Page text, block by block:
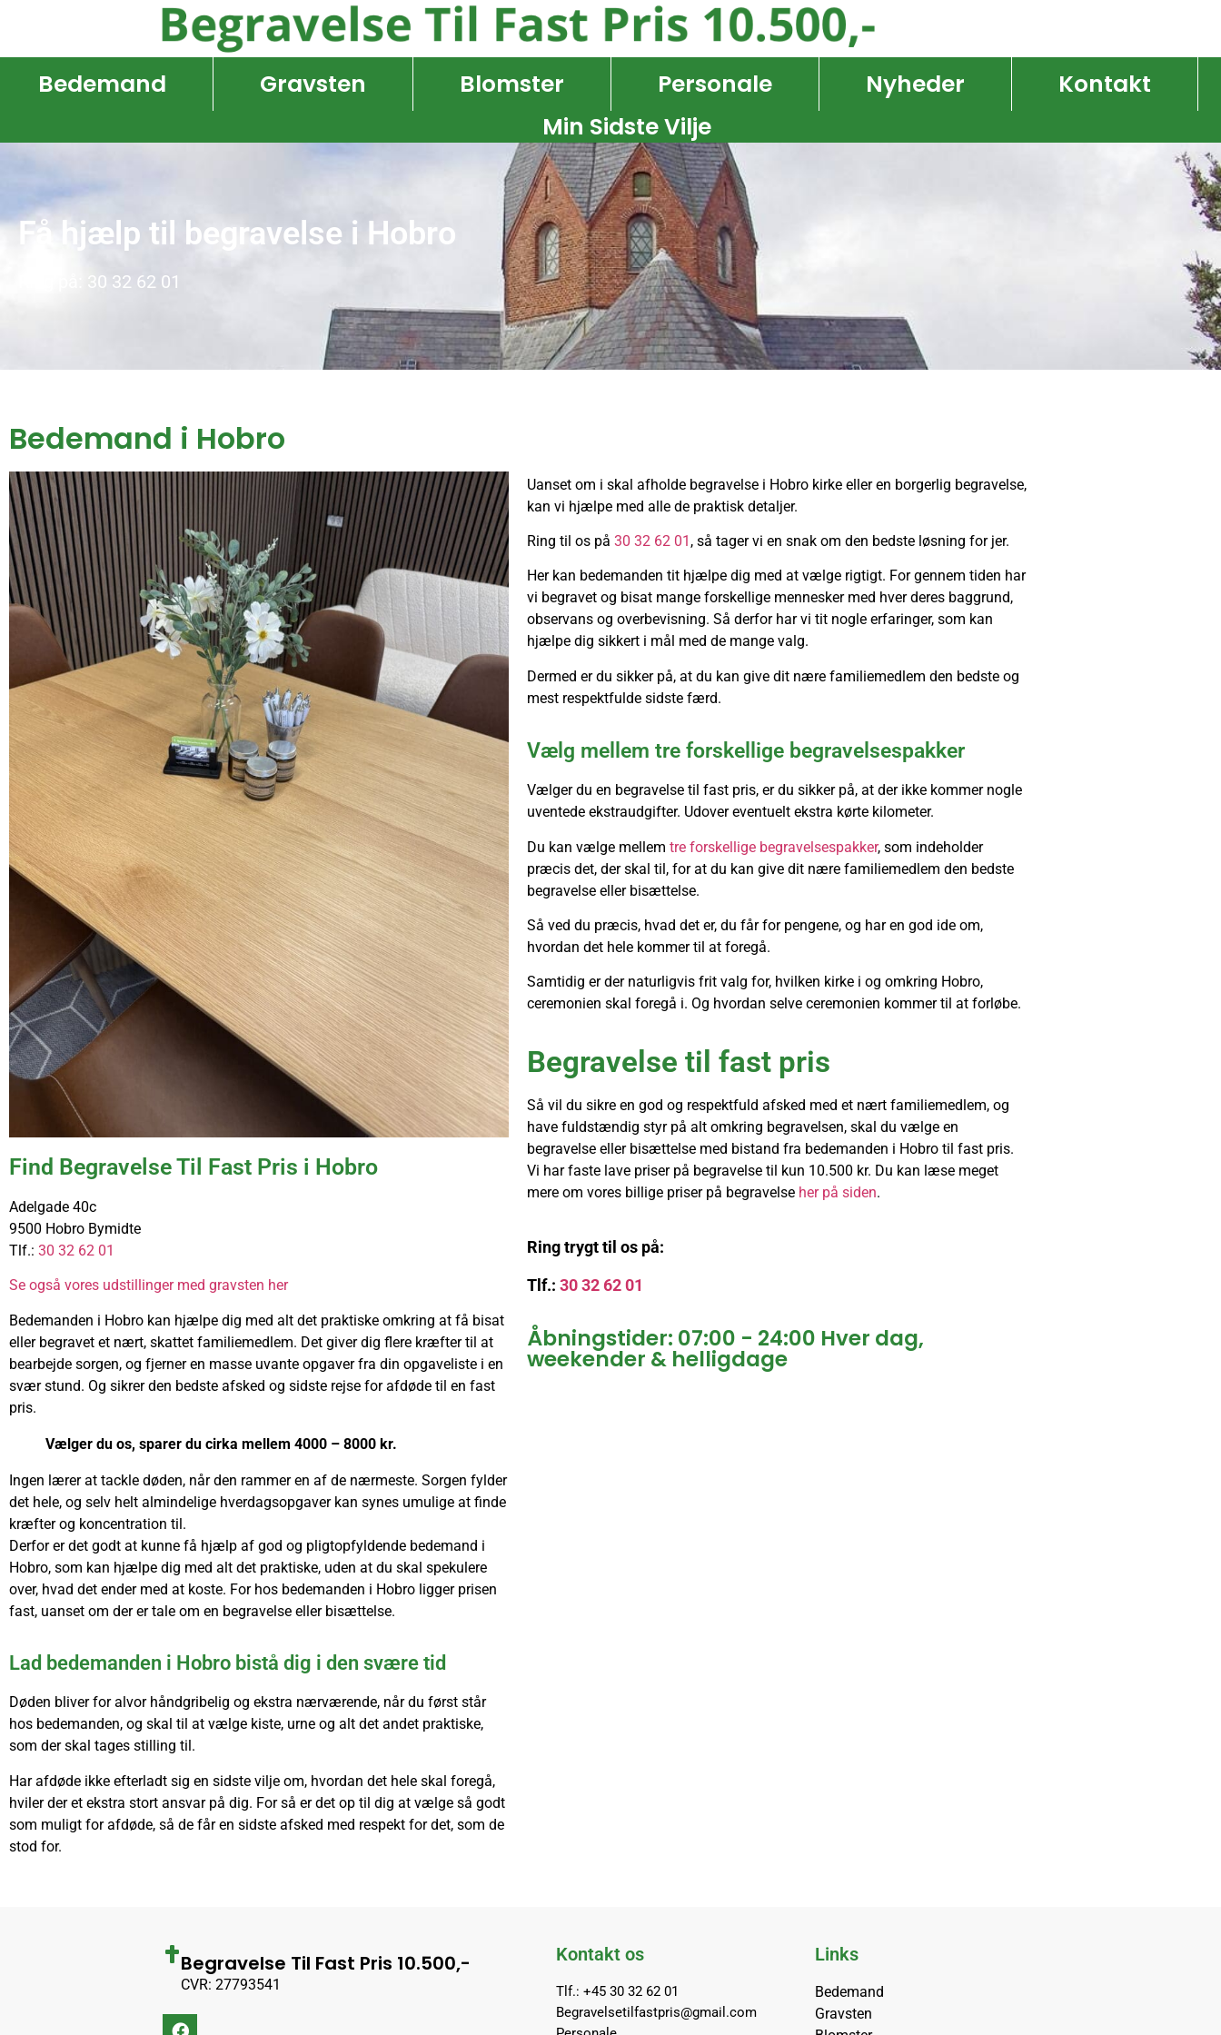
Bedemand Gravsten Blomster Personale Nyheder
Kontakt
Min Sidste Vilje
Få hjælp til begravelse i Hobro
Ring på: 30 32 62 01
Bedemand i Hobro
Find Begravelse Til Fast Pris i Hobro
Adelgade 40c
9500 Hobro Bymidte
Tlf.: 30 32 62 01
Se også vores udstillinger med gravsten her
Bedemanden i Hobro kan hjælpe dig med alt det praktiske omkring at få bisat
eller begravet et nært, skattet familiemedlem. Det giver dig flere kræfter til at
bearbejde sorgen, og fjerner en masse uvante opgaver fra din opgaveliste i en
svær stund. Og sikrer den bedste afsked og sidste rejse for afdøde til en fast
pris.
Vælger du os, sparer du cirka mellem 4000 – 8000 kr.
Ingen lærer at tackle døden, når den rammer en af de nærmeste. Sorgen fylder
det hele, og selv helt almindelige hverdagsopgaver kan synes umulige at finde
kræfter og koncentration til.
Derfor er det godt at kunne få hjælp af god og pligtopfyldende bedemand i
Hobro, som kan hjælpe dig med alt det praktiske, uden at du skal spekulere
over, hvad det ender med at koste. For hos bedemanden i Hobro ligger prisen
fast, uanset om der er tale om en begravelse eller bisættelse.
Lad bedemanden i Hobro bistå dig i den svære tid
Døden bliver for alvor håndgribelig og ekstra nærværende, når du først står
hos bedemanden, og skal til at vælge kiste, urne og alt det andet praktiske,
som der skal tages stilling til.
Har afdøde ikke efterladt sig en sidste vilje om, hvordan det hele skal foregå,
hviler der et ekstra stort ansvar på dig. For så er det op til dig at vælge så godt
som muligt for afdøde, så de får en sidste afsked med respekt for det, som de
stod for.
Uanset om i skal afholde begravelse i Hobro kirke eller en borgerlig begravelse,
kan vi hjælpe med alle de praktisk detaljer.
Ring til os på 30 32 62 01 , så tager vi en snak om den bedste løsning for jer.
Her kan bedemanden tit hjælpe dig med at vælge rigtigt. For gennem tiden har
vi begravet og bisat mange forskellige mennesker med hver deres baggrund,
observans og overbevisning. Så derfor har vi tit nogle erfaringer, som kan
hjælpe dig sikkert i mål med de mange valg.
Dermed er du sikker på, at du kan give dit nære familiemedlem den bedste og
mest respektfulde sidste færd.
Vælg mellem tre forskellige begravelsespakker
Vælger du en begravelse til fast pris, er du sikker på, at der ikke kommer nogle
uventede ekstraudgifter. Udover eventuelt ekstra kørte kilometer.
Du kan vælge mellem tre forskellige begravelsespakker, som indeholder
præcis det, der skal til, for at du kan give dit nære familiemedlem den bedste
begravelse eller bisættelse.
Så ved du præcis, hvad det er, du får for pengene, og har en god ide om,
hvordan det hele kommer til at foregå.
Samtidig er der naturligvis frit valg for, hvilken kirke i og omkring Hobro,
ceremonien skal foregå i. Og hvordan selve ceremonien kommer til at forløbe.
Begravelse til fast pris
Så vil du sikre en god og respektfuld afsked med et nært familiemedlem, og
have fuldstændig styr på alt omkring begravelsen, skal du vælge en
begravelse eller bisættelse med bistand fra bedemanden i Hobro til fast pris.
Vi har faste lave priser på begravelse til kun 10.500 kr. Du kan læse meget
mere om vores billige priser på begravelse her på siden.
Ring trygt til os på:
Tlf.: 30 32 62 01
Åbningstider: 07:00 - 24:00 Hver dag,
weekender & helligdage
Begravelse Til Fast Pris 10.500,-
CVR: 27793541
Kontakt os
Tlf.: +45 30 32 62 01
Begravelsetilfastpris@gmail.com
Links
Bedemand
Gravsten